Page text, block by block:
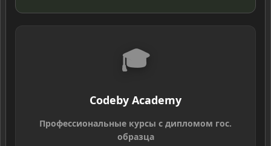
🎓
Codeby Academy
Профессиональные курсы с дипломом гос.
образца